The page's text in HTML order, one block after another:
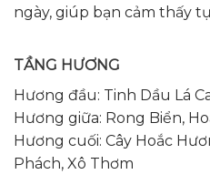
ngày, giúp bạn cảm thấy
TẦNG HƯƠNG
Hương đầu: Tinh Dầu Lá
Hương giữa: Rong Biển,
Hương cuối: Cây Hoắc
Phách, Xô Thơm